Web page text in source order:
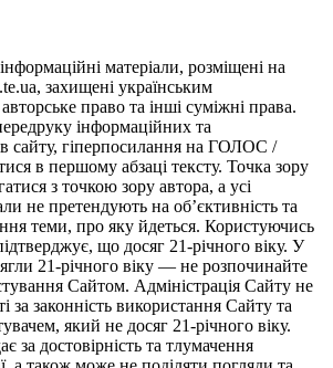
матеріали, розміщені на
захищені українським
право та інші суміжні права.
інформаційних та
сайту, гіперпосилання на ГОЛОС /
в першому абзаці тексту. Точка зору
з точкою зору автора, а усі
не претендують на об’єктивність та
теми, про яку йдеться. Користуючись
що досяг 21-річного віку. У
21-річного віку — не розпочинайте
Сайтом. Адміністрація Сайту не
за законність використання Сайту та
який не досяг 21-річного віку.
за достовірність та тлумачення